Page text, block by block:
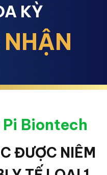
KỲ
Biontech
ĐƯỢC NIÊM